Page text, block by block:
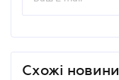
Схожі новини